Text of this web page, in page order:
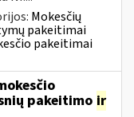
Mokesčių
pakeitimai
pakeitimai
pakeitimo ir